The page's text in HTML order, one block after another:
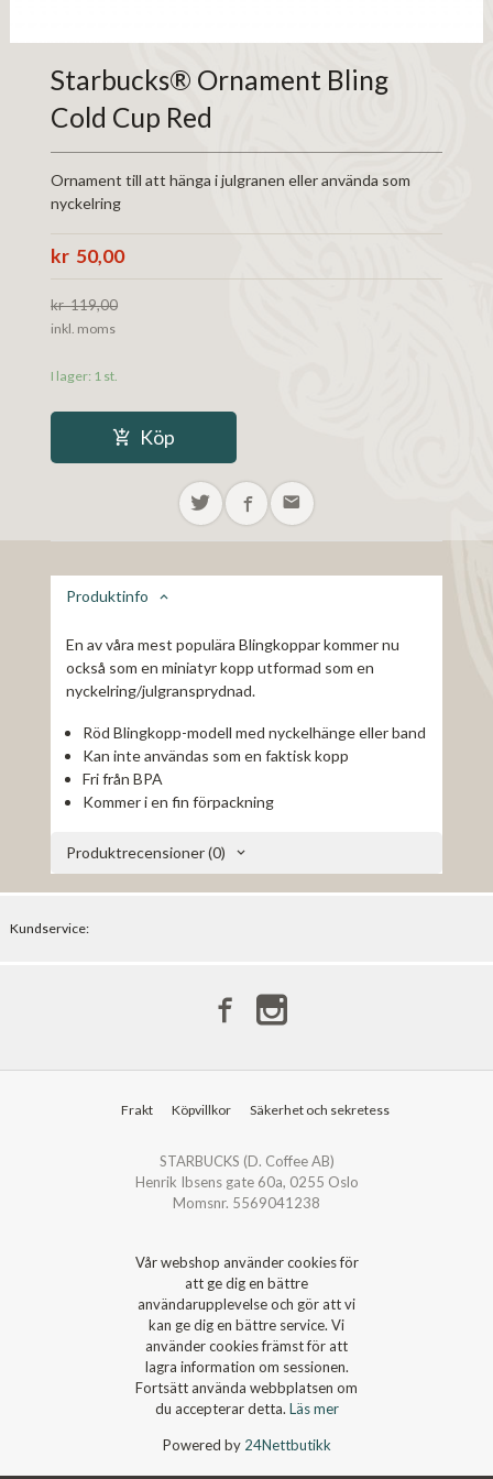
Starbucks® Ornament Bling
Cold Cup Red
Ornament till att hänga i julgranen eller använda som
nyckelring
Erbjudande
50,00
119,00
Rabatt
inkl. moms
I lager: 1 st.
Köp
Produktinfo
En av våra mest populära Blingkoppar kommer nu
också som en miniatyr kopp utformad som en
nyckelring/julgransprydnad.
Röd Blingkopp-modell med nyckelhänge eller band
Kan inte användas som en faktisk kopp
Fri från BPA
Kommer i en fin förpackning
Produktrecensioner (0)
Kundservice:
Frakt Köpvillkor Säkerhet och sekretess
STARBUCKS (D. Coffee AB)
Henrik Ibsens gate 60a, 0255 Oslo
Momsnr. 5569041238
Vår webshop använder cookies för
att ge dig en bättre
användarupplevelse och gör att vi
kan ge dig en bättre service. Vi
använder cookies främst för att
lagra information om sessionen.
Fortsätt använda webbplatsen om
du accepterar detta. Läs mer
Powered by 24Nettbutikk